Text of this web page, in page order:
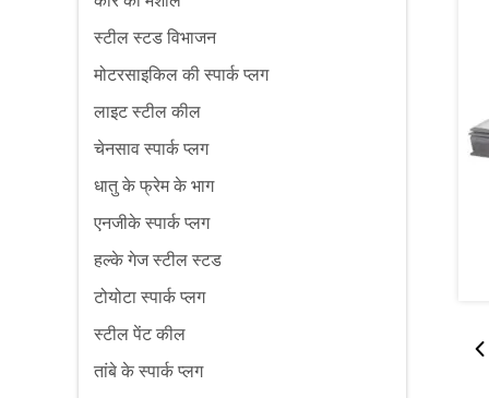
स्टील स्टड विभाजन
मोटरसाइकिल की स्पार्क प्लग
लाइट स्टील कील
चेनसाव स्पार्क प्लग
धातु के फ्रेम के भाग
एनजीके स्पार्क प्लग
हल्के गेज स्टील स्टड
टोयोटा स्पार्क प्लग
स्टील पेंट कील
तांबे के स्पार्क प्लग